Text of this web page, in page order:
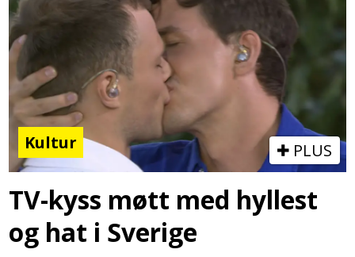
Kultur PLUS
TV-kyss møtt med hyllest
og hat i Sverige